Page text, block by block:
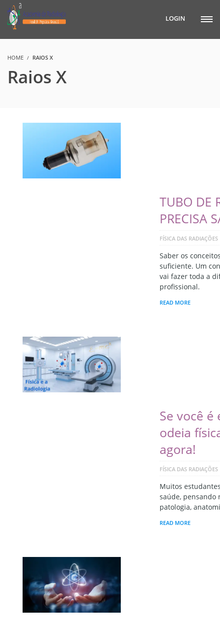
LOGIN
HOME RAIOS X
Raios X
TUBO DE
PRECISA
FÍSICA DAS RADIAÇÕES
Saber os
suficiente. Um
vai fazer toda a
profissional.
READ MORE
Se você
odeia
agora!
FÍSICA DAS RADIAÇÕES
Muitos
saúde, pensando
patologia,
READ MORE